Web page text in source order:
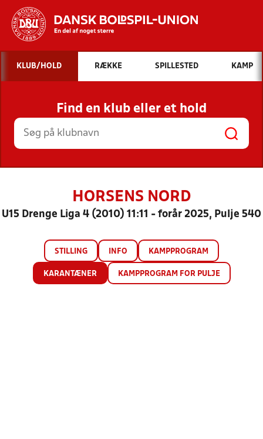
Hvad vil du søge efter?
INDHOLD OG NYHEDER
STILLINGER, RESULTATER, KLUBBER OG
HOLD
KLUB/HOLD RÆKKE SPILLESTED KAMP
Find en klub eller et hold
HORSENS NORD
U15 Drenge Liga 4 (2010) 11:11 - forår 2025, Pulje 540
STILLING INFO KAMPPROGRAM
KARANTÆNER KAMPPROGRAM FOR PULJE